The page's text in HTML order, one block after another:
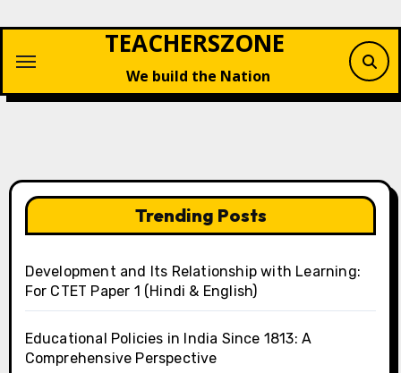
content
TEACHERSZONE
We build the Nation
Trending Posts
Development and Its Relationship with Learning:
For CTET Paper 1 (Hindi & English)
Educational Policies in India Since 1813: A
Comprehensive Perspective